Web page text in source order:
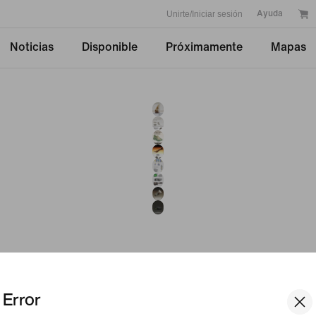
Error
Unirte/Iniciar sesión Ayuda
Noticias Disponible Próximamente Mapas